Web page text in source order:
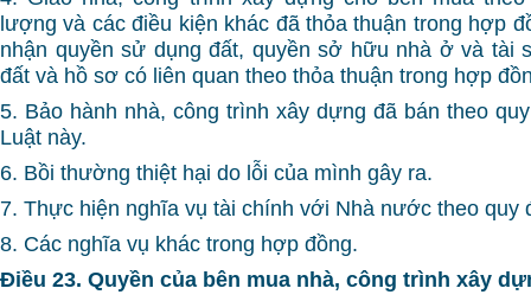
lượng và các điều kiện khác đã thỏa thuận trong hợp
nhận quyền sử dụng đất, quyền sở hữu nhà ở và tài
đất và hồ sơ có liên quan theo thỏa thuận trong hợp
5. Bảo hành nhà, công trình xây dựng đã bán theo
Luật này.
6. Bồi thường thiệt hại do lỗi của mình gây ra.
7. Thực hiện nghĩa vụ tài chính với Nhà nước theo quy
8. Các nghĩa vụ khác trong hợp đồng.
Điều 23. Quyền của bên mua nhà, công trình xây